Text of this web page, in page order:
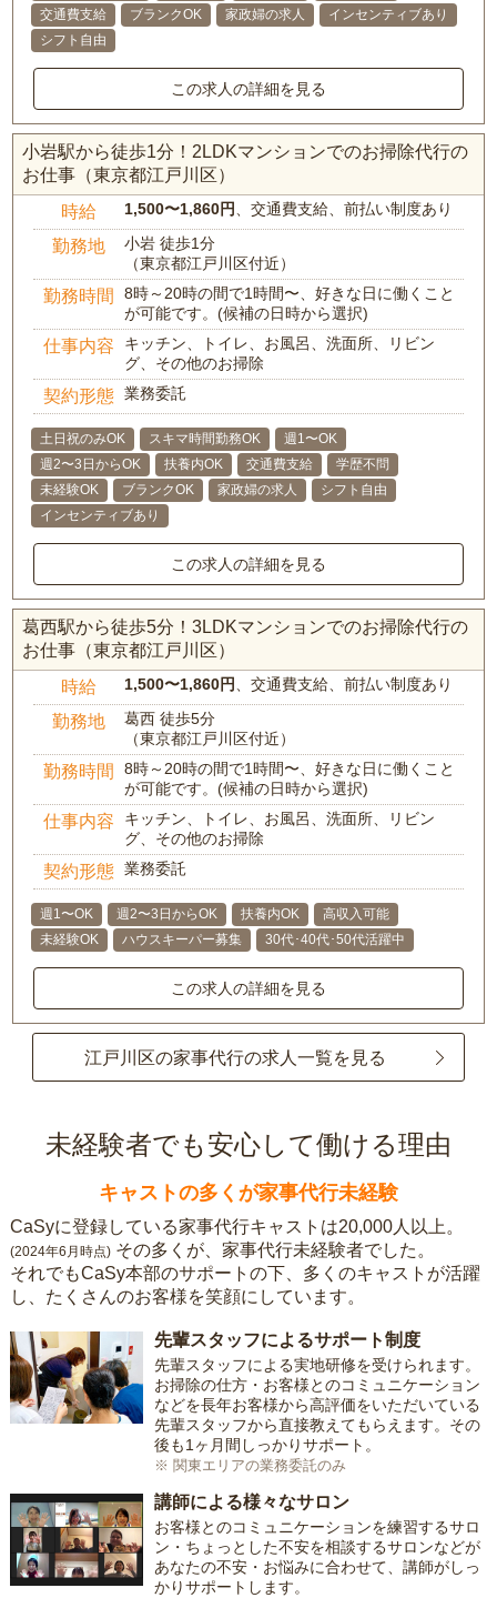
交通費支給 ブランクOK 家政婦の求人
インセンティブあり
シフト自由
この求人の詳細を見る
小岩駅から徒歩1分！2LDKマンションでのお掃除代行の
お仕事（東京都江戸川区）
時給 1,500〜1,860円 、交通費支給、前払い制度あり
勤務地
小岩 徒歩1分
（東京都江戸川区付近）
勤務時間
8時～20時の間で1時間〜、好きな日に働くこと
が可能です。(候補の日時から選択)
仕事内容
キッチン、トイレ、お風呂、洗面所、リビン
グ、その他のお掃除
契約形態 業務委託
土日祝のみOK スキマ時間勤務OK
週1〜OK
週2〜3日からOK
扶養内OK 交通費支給
学歴不問
未経験OK
ブランクOK 家政婦の求人
シフト自由
インセンティブあり
この求人の詳細を見る
葛西駅から徒歩5分！3LDKマンションでのお掃除代行の
お仕事（東京都江戸川区）
時給 1,500〜1,860円 、交通費支給、前払い制度あり
勤務地
葛西 徒歩5分
（東京都江戸川区付近）
勤務時間
8時～20時の間で1時間〜、好きな日に働くこと
が可能です。(候補の日時から選択)
仕事内容
キッチン、トイレ、お風呂、洗面所、リビン
グ、その他のお掃除
契約形態 業務委託
週1〜OK 週2〜3日からOK 扶養内OK
高収入可能
未経験OK
ハウスキーパー募集 30代･40代･50代活躍中
この求人の詳細を見る
江戸川区の家事代行の求人一覧を見る
未経験者でも安心して働ける理由
キャストの多くが家事代行未経験
CaSyに登録している家事代行キャストは20,000人以上。
(2024年6月時点) その多くが、家事代行未経験者でした。
それでもCaSy本部のサポートの下、多くのキャストが活躍
し、たくさんのお客様を笑顔にしています。
先輩スタッフによるサポート制度
先輩スタッフによる実地研修を受けられます。
お掃除の仕方・お客様とのコミュニケーション
などを長年お客様から高評価をいただいている
先輩スタッフから直接教えてもらえます。その
後も1ヶ月間しっかりサポート。
※ 関東エリアの業務委託のみ
講師による様々なサロン
お客様とのコミュニケーションを練習するサロ
ン・ちょっとした不安を相談するサロンなどが
あなたの不安・お悩みに合わせて、講師がしっ
かりサポートします。